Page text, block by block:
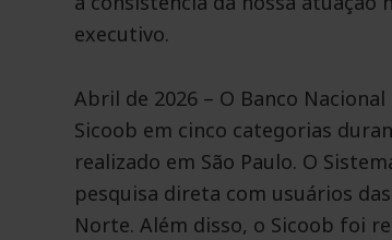
executivo.
Abril de 2026 – O Banco
Sicoob em cinco categorias
realizado em São Paulo. O
pesquisa direta com usuários
Norte. Além disso, o Sicoob foi